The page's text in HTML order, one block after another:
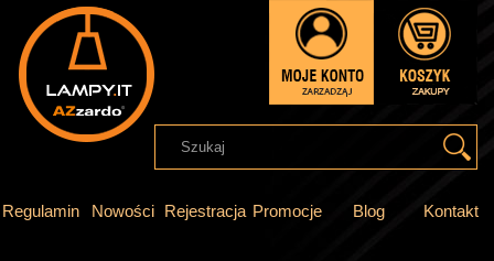
Regulamin Nowości Rejestracja Promocje Blog Kontakt